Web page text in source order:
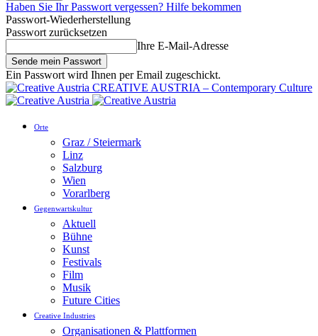
Haben Sie Ihr Passwort vergessen? Hilfe bekommen
Passwort-Wiederherstellung
Passwort zurücksetzen
Ihre E-Mail-Adresse
Ein Passwort wird Ihnen per Email zugeschickt.
CREATIVE AUSTRIA – Contemporary Culture
Orte
Graz / Steiermark
Linz
Salzburg
Wien
Vorarlberg
Gegenwartskultur
Aktuell
Bühne
Kunst
Festivals
Film
Musik
Future Cities
Creative Industries
Organisationen & Plattformen